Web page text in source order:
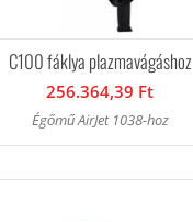
C100 fáklya plazmavágáshoz
256.364,39 Ft
Égőmű AirJet 1038-hoz